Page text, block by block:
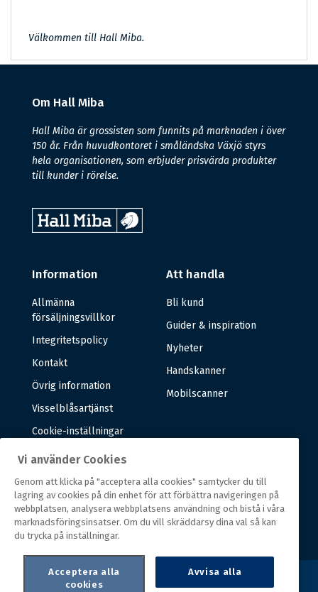
Välkommen till Hall Miba.
Om Hall Miba
Hall Miba är grossisten som funnits på marknaden i över
150 år. Från huvudkontoret i småländska Växjö styrs
hela organisationen, som erbjuder prisvärda produkter
till kunder i rörelse.
Information
Allmänna
försäljningsvillkor
Integritetspolicy
Kontakt
Övrig information
Visselblåsartjänst
Cookie-inställningar
Att handla
Bli kund
Guider & inspiration
Nyheter
Handskanner
Mobilscanner
Om oss
Vår historia
Vi använder Cookies
Genom att klicka på "acceptera alla cookies" samtycker du till
lagring av cookies på din enhet för att förbättra navigeringen på
webbplatsen, analysera webbplatsens användning och bistå i våra
marknadsföringsinsatser. Om du vill skräddarsy dina val så kan
du trycka på inställningar.
Acceptera alla
cookies
Avvisa alla